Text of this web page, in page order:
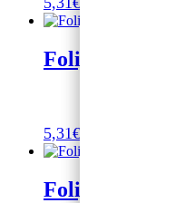
Folijski balon
5,31€
Folijski balon